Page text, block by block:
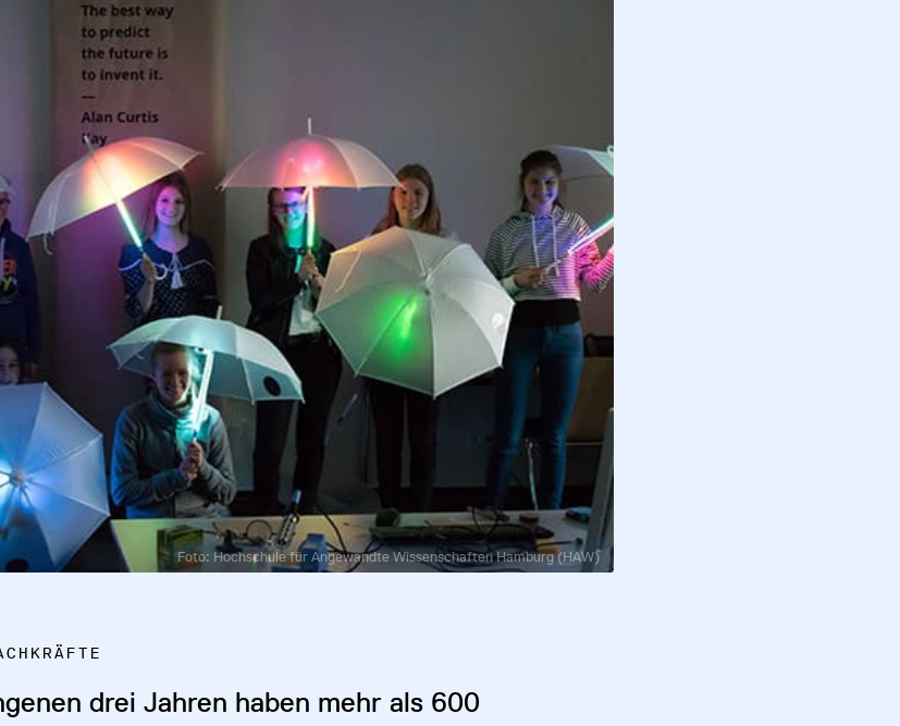
Foto: Hochschule für Angewandte Wissenschaften Hamburg (HAW)
drei Jahren haben mehr als 600